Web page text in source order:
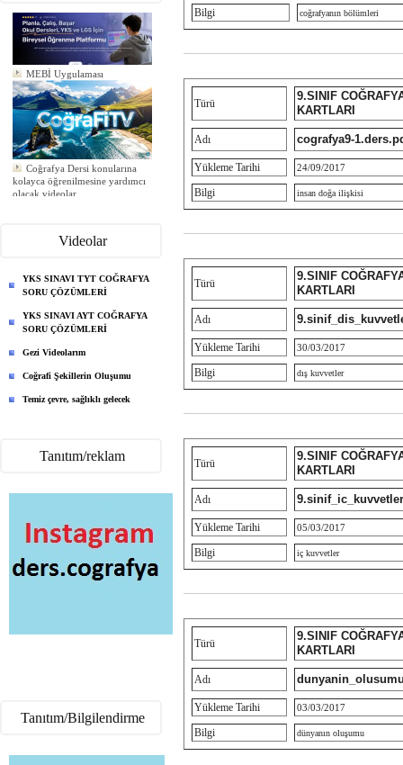
MEBİ Uygulaması
Coğrafya Dersi konularına
kolayca öğrenilmesine yardımcı
olacak videolar
Videolar
YKS SINAVI TYT COĞRAFYA
SORU ÇÖZÜMLERİ
YKS SINAVI AYT COĞRAFYA
SORU ÇÖZÜMLERİ
Gezi Videolarım
Coğrafi Şekillerin Oluşumu
Temiz çevre, sağlıklı gelecek
Tanıtım/reklam
Tanıtım/Bilgilendirme
Bilgi coğrafyanın bölümleri
Türü
9.SINIF
KARTLARI
Adı cografya9-
Yükleme Tarihi 24/09/2017
Bilgi insan doğa ilişkisi
Türü
9.SINIF
KARTLARI
Adı
Yükleme Tarihi 30/03/2017
Bilgi dış kuvvetler
Türü
9.SINIF
KARTLARI
Adı
Yükleme Tarihi 05/03/2017
Bilgi iç kuvvetler
Türü
9.SINIF
KARTLARI
Adı
Yükleme Tarihi 03/03/2017
Bilgi dünyanın oluşumu